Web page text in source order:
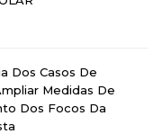
Dos Casos De
Medidas De
Dos Focos Da